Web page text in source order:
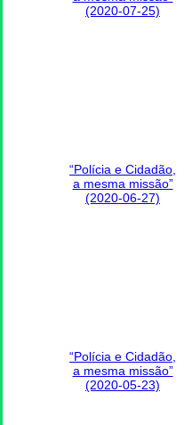
(2020-07-25)
“Polícia e Cidadão,
a mesma missão”
(2020-06-27)
“Polícia e Cidadão,
a mesma missão”
(2020-05-23)